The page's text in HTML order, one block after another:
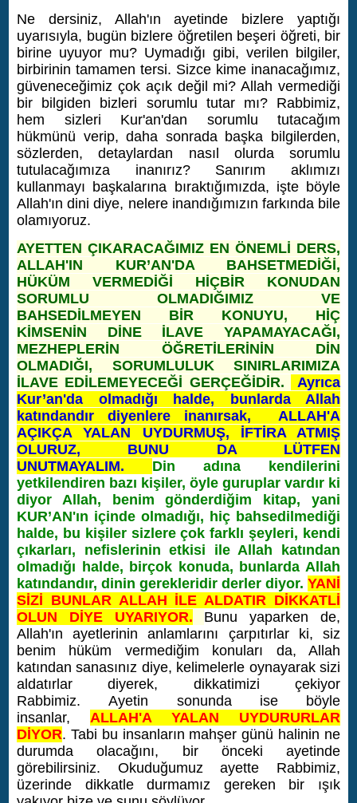
Ne dersiniz, Allah'ın ayetinde bizlere yaptığı
uyarısıyla, bugün bizlere öğretilen beşeri öğreti, bir
birine uyuyor mu? Uymadığı gibi, verilen bilgiler,
birbirinin tamamen tersi. Sizce kime inanacağımız,
güveneceğimiz çok açık değil mi? Allah vermediği
bir bilgiden bizleri sorumlu tutar mı? Rabbimiz,
hem sizleri Kur'an'dan sorumlu tutacağım
hükmünü verip, daha sonrada başka bilgilerden,
sözlerden, detaylardan nasıl olurda sorumlu
tutulacağımıza inanırız? Sanırım aklımızı
kullanmayı başkalarına bıraktığımızda, işte böyle
Allah'ın dini diye, nelere inandığımızın farkında bile
olamıyoruz.
AYETTEN ÇIKARACAĞIMIZ EN ÖNEMLİ DERS,
ALLAH'IN KUR’AN'DA BAHSETMEDİĞİ,
HÜKÜM VERMEDİĞİ HİÇBİR KONUDAN
SORUMLU OLMADIĞIMIZ VE
BAHSEDİLMEYEN BİR KONUYU, HİÇ
KİMSENİN DİNE İLAVE YAPAMAYACAĞI,
MEZHEPLERİN ÖĞRETİLERİNİN DİN
OLMADIĞI, SORUMLULUK SINIRLARIMIZA
İLAVE EDİLEMEYECEĞİ GERÇEĞİDİR.​
Ayrıca
Kur’an'da olmadığı halde, bunlarda Allah
katındandır diyenlere inanırsak,
ALLAH'A
AÇIKÇA YALAN UYDURMUŞ, İFTİRA ATMIŞ
OLURUZ, BUNU DA LÜTFEN
UNUTMAYALIM. Din adına kendilerini
yetkilendiren bazı kişiler, öyle guruplar vardır ki
diyor Allah, benim gönderdiğim kitap, yani
KUR’AN'ın içinde olmadığı, hiç bahsedilmediği
halde, bu kişiler sizlere çok farklı şeyleri, kendi
çıkarları, nefislerinin etkisi ile Allah katından
olmadığı halde, birçok konuda, bunlarda Allah
katındandır, dinin gerekleridir derler diyor. YANİ
SİZİ BUNLAR ALLAH İLE ALDATIR DİKKATLİ
OLUN DİYE UYARIYOR.
Bunu yaparken de,
Allah'ın ayetlerinin anlamlarını çarpıtırlar ki, siz
benim hüküm vermediğim konuları da, Allah
katından sanasınız diye, kelimelerle oynayarak sizi
aldatırlar diyerek, dikkatimizi çekiyor
Rabbimiz.Ayetin sonunda ise böyle
insanlar, ALLAH'A YALAN UYDURURLAR
DİYOR. Tabi bu insanların mahşer günü halinin ne
durumda olacağını, bir önceki ayetinde
görebilirsiniz. Okuduğumuz ayette Rabbimiz,
üzerinde dikkatle durmamız gereken bir ışık